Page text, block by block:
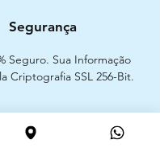
Segurança
Seguro. Sua Informação
Criptografia SSL 256-Bit.
pagamentos aceites